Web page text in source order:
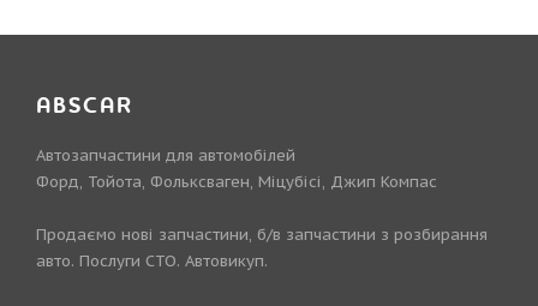
ABSCAR
Автозапчастини для автомобілей
Форд, Тойота, Фольксваген, Міцубісі, Джип Компас
Продаємо нові запчастини, б/в запчастини з розбирання
авто. Послуги СТО. Автовикуп.